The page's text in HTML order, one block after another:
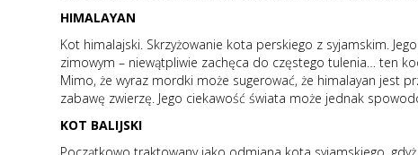
HIMALAYAN
Kot himalajski. Skrzyżowanie kota perskiego z syjamskim.
zimowym – niewątpliwie zachęca do częstego tulenia… ten
Mimo, że wyraz mordki może sugerować, że himalayan jest
zabawę zwierzę. Jego ciekawość świata może jednak
KOT BALIJSKI